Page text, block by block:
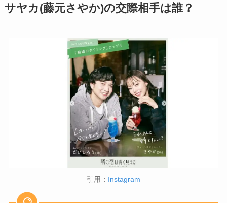
サヤカ(藤元さやか)の交際相手は誰？
引用： Instagram